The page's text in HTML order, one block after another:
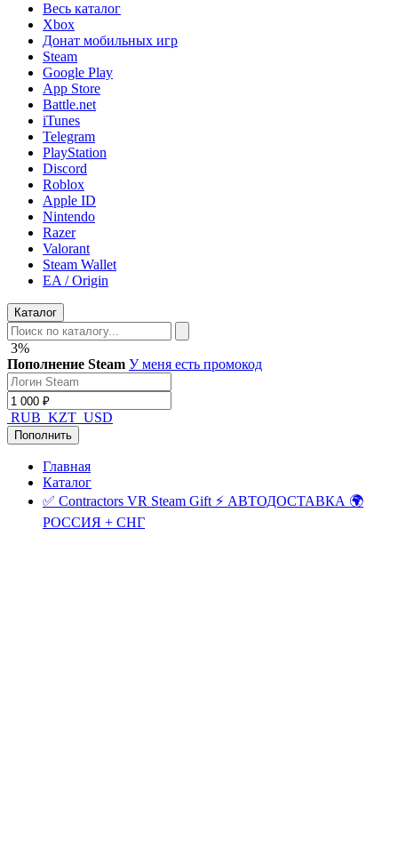
Весь каталог
Xbox
Донат мобильных игр
Steam
Google Play
App Store
Battle.net
iTunes
Telegram
PlayStation
Discord
Roblox
Apple ID
Nintendo
Razer
Valorant
Steam Wallet
EA / Origin
Каталог
3%
Пополнение Steam У меня есть промокод
RUB KZT USD
Пополнить
Главная
Каталог
✅ Contractors VR Steam Gift ⚡ АВТОДОСТАВКА 🌍
РОССИЯ + СНГ